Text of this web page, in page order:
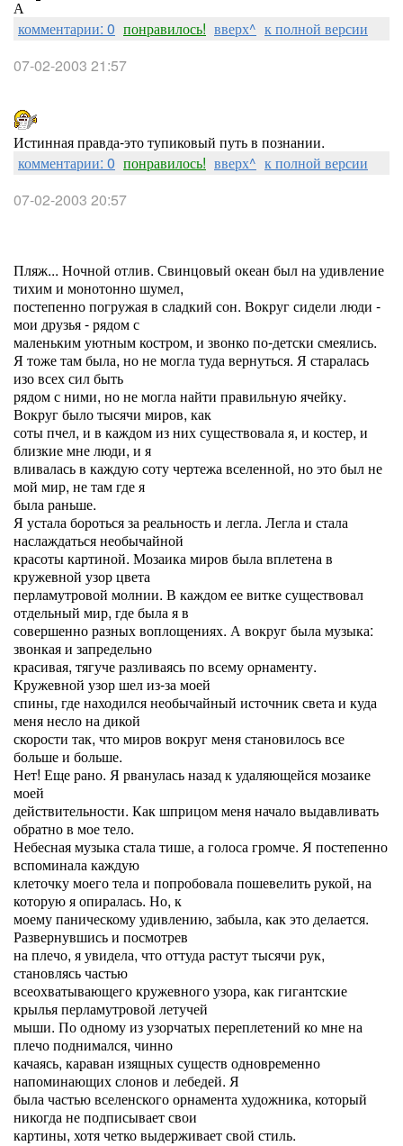
А
комментарии: 0 понравилось! вверх^ к полной версии
07-02-2003 21:57
Истинная правда-это тупиковый путь в познании.
комментарии: 0 понравилось! вверх^ к полной версии
07-02-2003 20:57
Пляж... Ночной отлив. Свинцовый океан был на удивление
тихим и монотонно шумел,
постепенно погружая в сладкий сон. Вокруг сидели люди -
мои друзья - рядом с
маленьким уютным костром, и звонко по-детски смеялись.
Я тоже там была, но не могла туда вернуться. Я старалась
изо всех сил быть
рядом с ними, но не могла найти правильную ячейку.
Вокруг было тысячи миров, как
соты пчел, и в каждом из них существовала я, и костер, и
близкие мне люди, и я
вливалась в каждую соту чертежа вселенной, но это был не
мой мир, не там где я
была раньше.
Я устала бороться за реальность и легла. Легла и стала
наслаждаться необычайной
красоты картиной. Мозаика миров была вплетена в
кружевной узор цвета
перламутровой молнии. В каждом ее витке существовал
отдельный мир, где была я в
совершенно разных воплощениях. А вокруг была музыка:
звонкая и запредельно
красивая, тягуче разливаясь по всему орнаменту.
Кружевной узор шел из-за моей
спины, где находился необычайный источник света и куда
меня несло на дикой
скорости так, что миров вокруг меня становилось все
больше и больше.
Нет! Еще рано. Я рванулась назад к удаляющейся мозаике
моей
действительности. Как шприцом меня начало выдавливать
обратно в мое тело.
Небесная музыка стала тише, а голоса громче. Я постепенно
вспоминала каждую
клеточку моего тела и попробовала пошевелить рукой, на
которую я опиралась. Но, к
моему паническому удивлению, забыла, как это делается.
Развернувшись и посмотрев
на плечо, я увидела, что оттуда растут тысячи рук,
становлясь частью
всеохватывающего кружевного узора, как гигантские
крылья перламутровой летучей
мыши. По одному из узорчатых переплетений ко мне на
плечо поднимался, чинно
качаясь, караван изящных существ одновременно
напоминающих слонов и лебедей. Я
была частью вселенского орнамента художника, который
никогда не подписывает свои
картины, хотя четко выдерживает свой стиль.